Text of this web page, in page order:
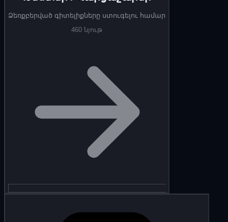
Ձեռքբերված գիտելիքները ստուգելու համար
460 նյութ